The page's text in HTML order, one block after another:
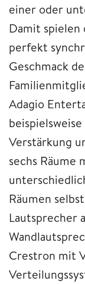
einer oder
Damit
perfekt
Geschmack
Adagio
Verstärkung
sechs Räume
Räumen
Lautsprecher
Crestron mit